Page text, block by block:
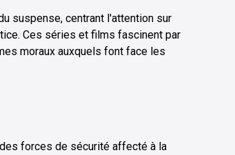
suspense, centrant l'attention sur
Ces séries et films fascinent par
moraux auxquels font face les
forces de sécurité affecté à la